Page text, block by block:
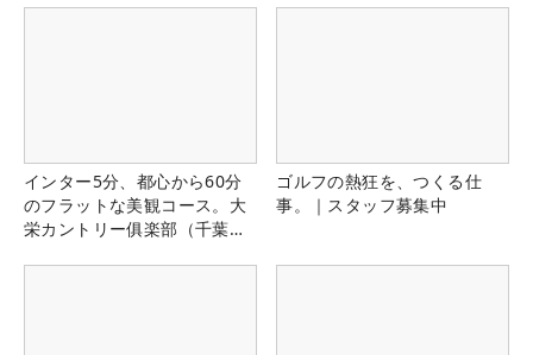
インター5分、都心から60分
のフラットな美観コース。大
栄カントリー俱楽部（千葉
ゴルフの熱狂を、つくる仕
事。｜スタッフ募集中